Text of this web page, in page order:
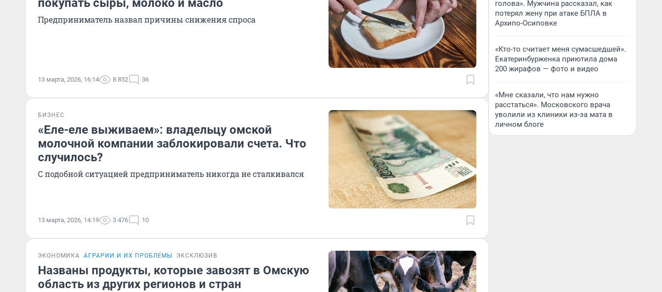
покупать сыры, молоко и масло
Предприниматель назвал причины снижения спроса
13 марта, 2026, 16:14 8 852 36
БИЗНЕС
«Еле-еле выживаем»: владельцу омской
молочной компании заблокировали счета. Что
случилось?
С подобной ситуацией предприниматель никогда не сталкивался
13 марта, 2026, 14:19 3 476 10
ЭКОНОМИКА АГРАРИИ И ИХ ПРОБЛЕМЫ ЭКСКЛЮЗИВ
Названы продукты, которые завозят в Омскую
область из других регионов и стран
голова». Мужчина рассказал, как
потерял жену при атаке БПЛА в
Архипо-Осиповке
«Кто-то считает меня сумасшедшей».
Екатеринбурженка приютила дома
200 жирафов — фото и видео
«Мне сказали, что нам нужно
расстаться». Московского врача
уволили из клиники из-за мата в
личном блоге